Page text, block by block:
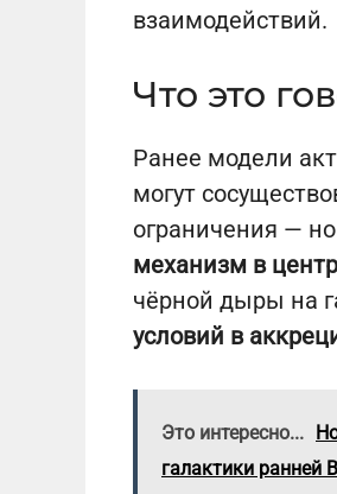
взаимодействий.
Что это
Ранее модели
могут
ограничения —
механизм в
чёрной дыры на
условий в
Это интересно...
галактики ранней